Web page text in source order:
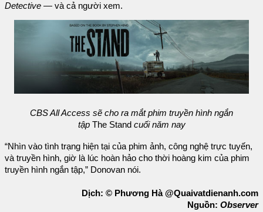
Detective — và cả người xem.
CBS All Access sẽ cho ra mắt phim truyền hình ngắn
tập The Stand cuối năm nay
“Nhìn vào tình trạng hiện tại của phim ảnh, công nghệ trực tuyến,
và truyền hình, giờ là lúc hoàn hảo cho thời hoàng kim của phim
truyền hình ngắn tập,” Donovan nói.
Dịch: © Phương Hà @Quaivatdienanh.com
Nguồn: Observer